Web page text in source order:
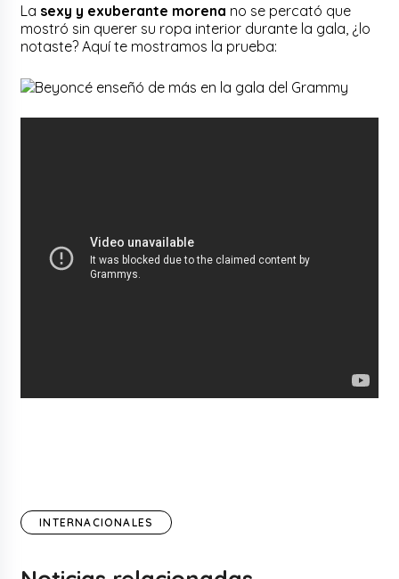
La sexy y exuberante morena no se percató que
mostró sin querer su ropa interior durante la gala, ¿lo
notaste? Aquí te mostramos la prueba:
INTERNACIONALES